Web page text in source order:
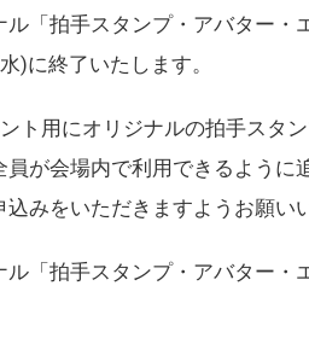
ル「拍手スタンプ・アバター・
)に終了いたします。
ト用にオリジナルの拍手スタ
員が会場内で利用できるように
込みをいただきますようお願い
ル「拍手スタンプ・アバター・